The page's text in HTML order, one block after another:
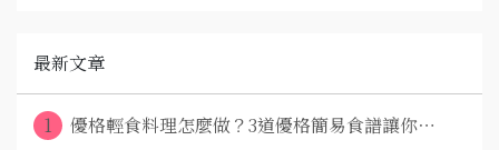
最新文章
1
優格輕食料理怎麼做？3道優格簡易食譜讓你⋯